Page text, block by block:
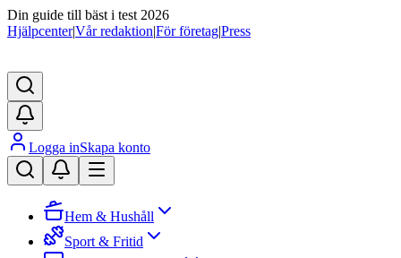
Din guide till bäst i test 2026
Hjälpcenter|Vår redaktion|För företag|Press
Logga inSkapa konto
Hem & Hushåll
Sport & Fritid